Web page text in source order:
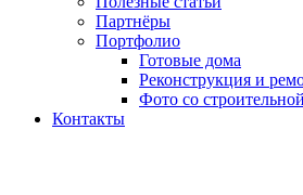
Партнёры
Портфолио
Готовые дома
Реконструкция и
Фото со
Контакты